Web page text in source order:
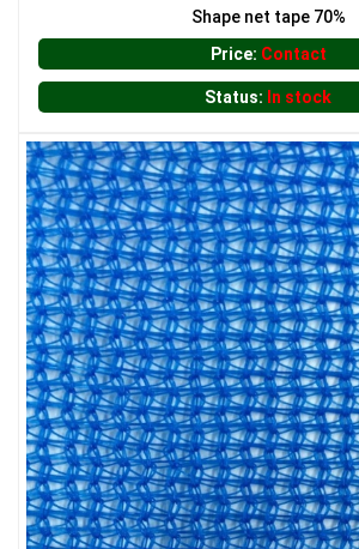
LƯỚI CHE NẮNG
LƯỚI HÀNG RÀO HÌNH CHỮ
Shape net tape 70%
Price: Contact
Status: In stock